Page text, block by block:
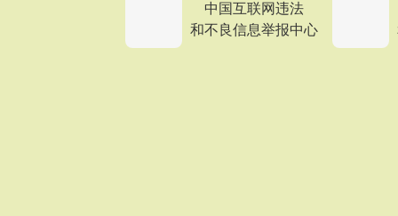
中国互联网违法
和不良信息举报中心